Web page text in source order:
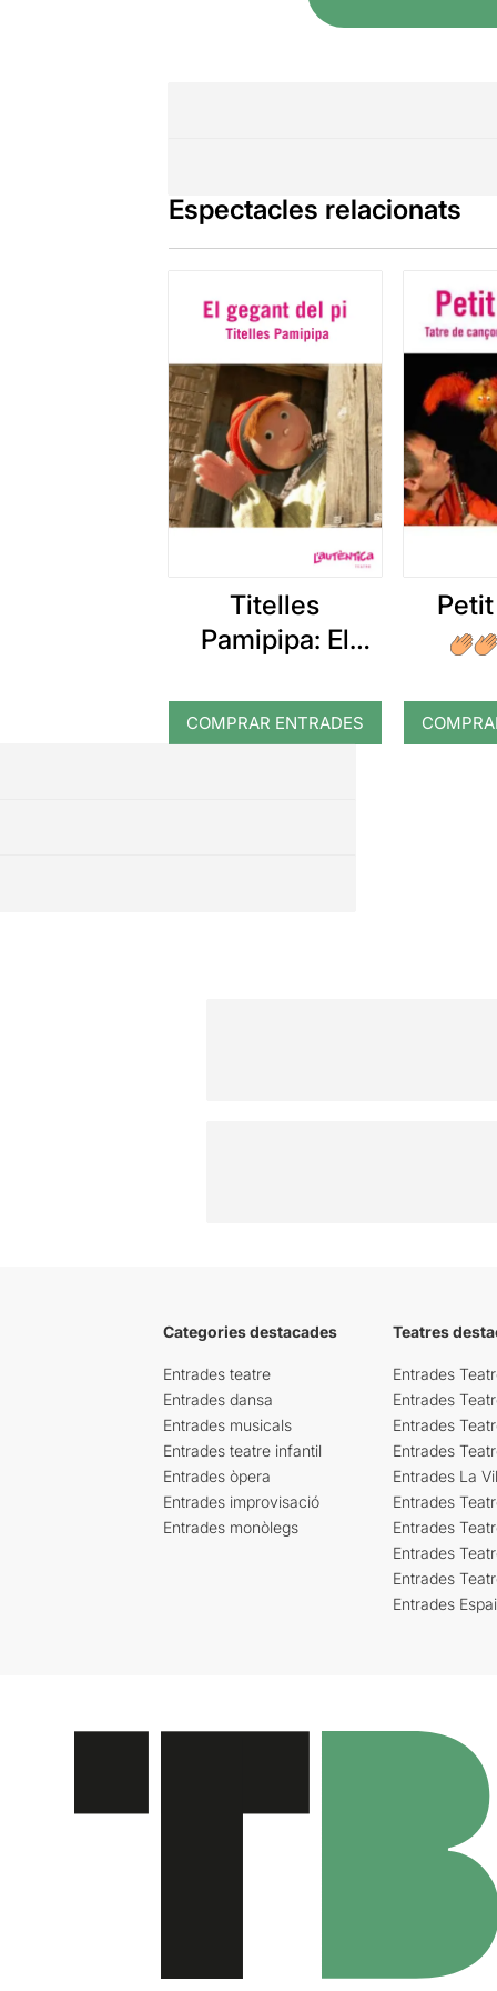
Espectacles relacionats
Titelles
Pamipipa: El
COMPRAR ENTRADES
Categories destacades
Entrades teatre
Entrades dansa
Entrades musicals
Entrades teatre infantil
Entrades òpera
Entrades improvisació
Entrades monòlegs
Teatres
Entrades
Entrades
Entrades
Entrades
Entrades La
Entrades
Entrades
Entrades
Entrades
Entrades